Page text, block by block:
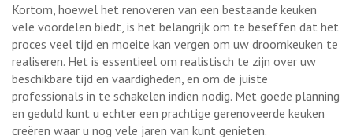
Kortom, hoewel het renoveren van een bestaande keuken
vele voordelen biedt, is het belangrijk om te beseffen dat het
proces veel tijd en moeite kan vergen om uw droomkeuken te
realiseren. Het is essentieel om realistisch te zijn over uw
beschikbare tijd en vaardigheden, en om de juiste
professionals in te schakelen indien nodig. Met goede planning
en geduld kunt u echter een prachtige gerenoveerde keuken
creëren waar u nog vele jaren van kunt genieten.